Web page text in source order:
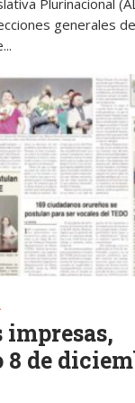
Plurinacional
generales
impresas,
de